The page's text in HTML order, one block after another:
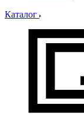
Каталог